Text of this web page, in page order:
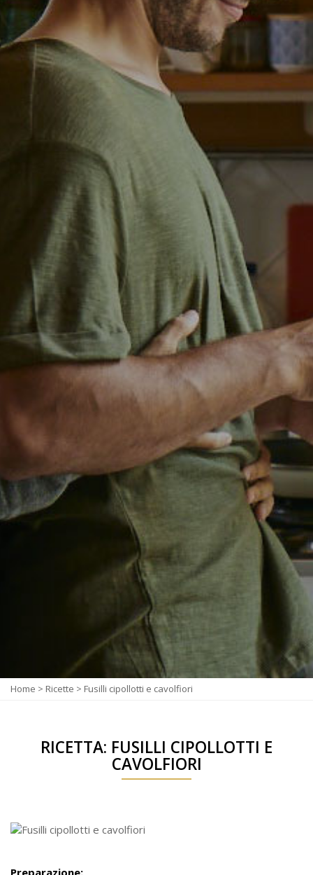
Home > Ricette > Fusilli cipollotti e cavolfiori
RICETTA: FUSILLI CIPOLLOTTI E
CAVOLFIORI